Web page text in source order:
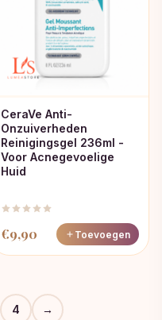
CeraVe Anti-
Onzuiverheden
Reinigingsgel 236ml -
Voor Acnegevoelige
Huid
€9,90 Toevoegen
4 →